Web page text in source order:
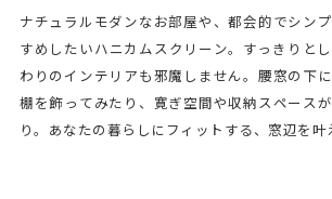
ナチュラルモダンなお部屋や、都会的でシン
すめしたいハニカムスクリーン。すっきりと
わりのインテリアも邪魔しません。腰窓の下
棚を飾ってみたり、寛ぎ空間や収納スペース
り。あなたの暮らしにフィットする、窓辺を叶